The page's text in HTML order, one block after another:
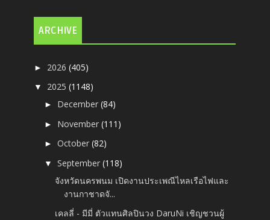
ARCHIVE
► 2026(405)
▼ 2025(1148)
► December(84)
► November(111)
►October(82)
▼September(118)
จังหวัดนครพนม เปิดงานประเพณีไหลเรือไฟและ
งานกาชาดจั...
เคลลี่ - มีมี่ ตัวแทนศิลปินวง DaruNi เชิญชวนผู้